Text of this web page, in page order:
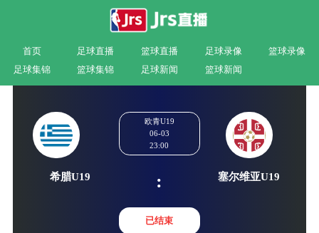
首页 足球直播 篮球直播 足球录像
篮球录像
足球集锦
篮球集锦 足球新闻 篮球新闻
欧青U19